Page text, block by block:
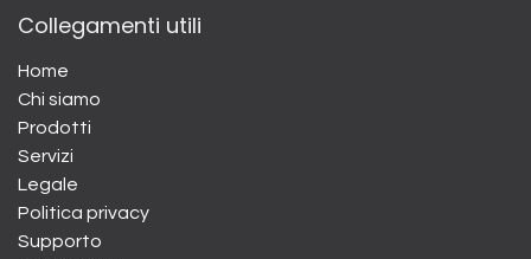
Collegamenti utili
Home
Chi siamo
Prodotti
Servizi
Legale
Politica privacy
Supporto